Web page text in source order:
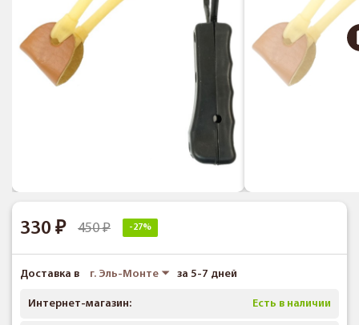
330 450 -27%
Доставка в г. Эль-Монте за 5-7 дней
Интернет-магазин: Есть в наличии